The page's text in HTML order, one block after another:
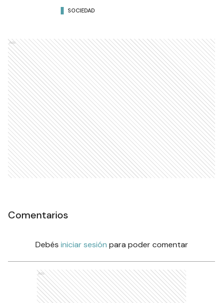
SOCIEDAD
Ads
Comentarios
Debés iniciar sesión para poder comentar
Ads